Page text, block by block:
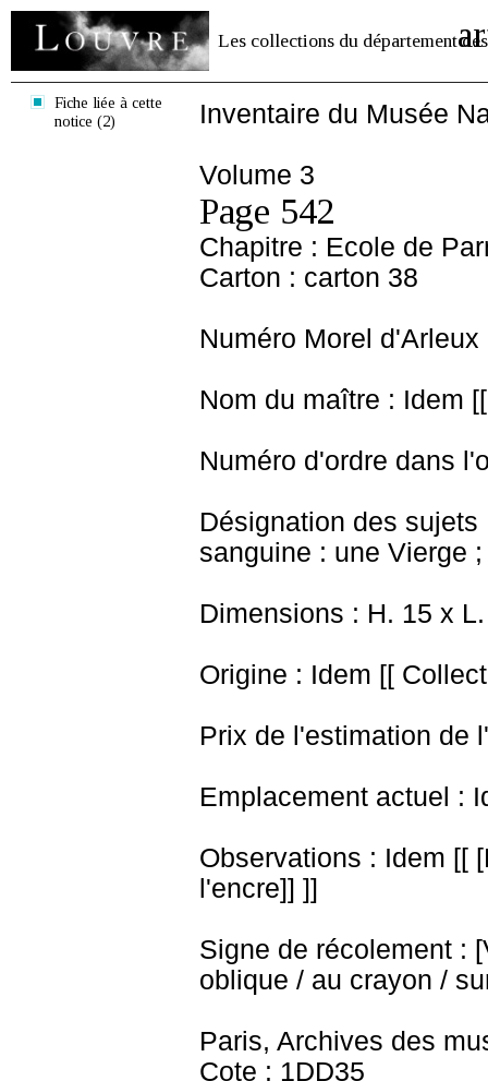
Les collections du département des
Fiche liée à cette
notice (2)
Inventaire du Musée
Volume 3
Page 542
Chapitre : Ecole de
Carton : carton 38
Numéro Morel d'Arleux
Nom du maître : Idem
Numéro d'ordre dans
Désignation des
sanguine : une Vierge
Dimensions : H. 15 x
Origine : Idem [[
Prix de l'estimation de
Emplacement actuel :
Observations : Idem [[
l'encre]] ]]
Signe de récolement :
oblique / au crayon /
Paris, Archives des
Cote : 1DD35